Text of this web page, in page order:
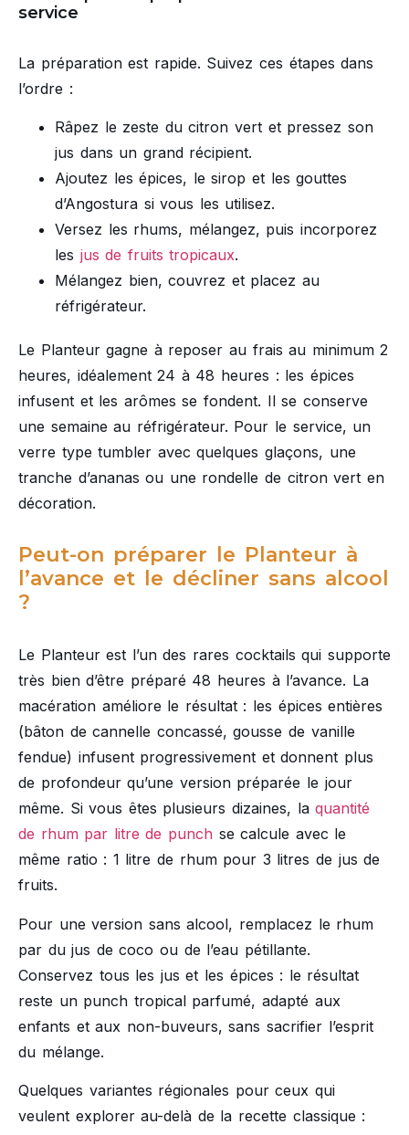
service
La préparation est rapide. Suivez ces étapes dans
l’ordre :
Râpez le zeste du citron vert et pressez son
jus dans un grand récipient.
Ajoutez les épices, le sirop et les gouttes
d’Angostura si vous les utilisez.
Versez les rhums, mélangez, puis incorporez
les jus de fruits tropicaux.
Mélangez bien, couvrez et placez au
réfrigérateur.
Le Planteur gagne à reposer au frais au minimum 2
heures, idéalement 24 à 48 heures : les épices
infusent et les arômes se fondent. Il se conserve
une semaine au réfrigérateur. Pour le service, un
verre type tumbler avec quelques glaçons, une
tranche d’ananas ou une rondelle de citron vert en
décoration.
Peut-on préparer le Planteur à
l’avance et le décliner sans alcool
?
Le Planteur est l’un des rares cocktails qui supporte
très bien d’être préparé 48 heures à l’avance. La
macération améliore le résultat : les épices entières
(bâton de cannelle concassé, gousse de vanille
fendue) infusent progressivement et donnent plus
de profondeur qu’une version préparée le jour
même. Si vous êtes plusieurs dizaines, laquantité
de rhum par litre de punch se calcule avec le
même ratio : 1 litre de rhum pour 3 litres de jus de
fruits.
Pour une version sans alcool, remplacez le rhum
par du jus de coco ou de l’eau pétillante.
Conservez tous les jus et les épices : le résultat
reste un punch tropical parfumé, adapté aux
enfants et aux non-buveurs, sans sacrifier l’esprit
du mélange.
Quelques variantes régionales pour ceux qui
veulent explorer au-delà de la recette classique :